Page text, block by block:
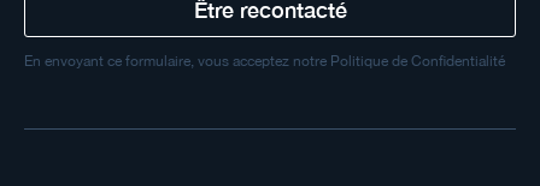
En envoyant ce formulaire, vous acceptez notre Politique de Confidentialité